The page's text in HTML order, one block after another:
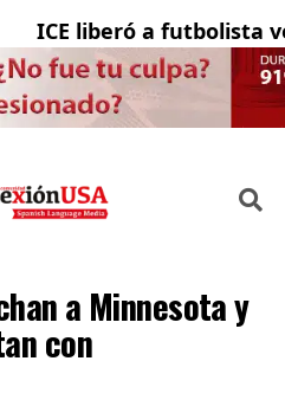
ICE liberó a futbolista
a Minnesota y
con